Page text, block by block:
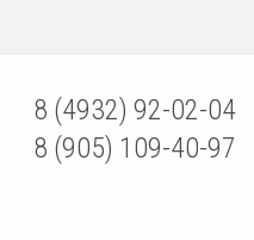
8 (4932) 92-02-04
8 (905) 109-40-97